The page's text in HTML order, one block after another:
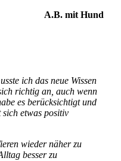
A.B. mit Hund
ich das neue Wissen
richtig an, auch wenn
es berücksichtigt und
etwas positiv
wieder näher zu
besser zu